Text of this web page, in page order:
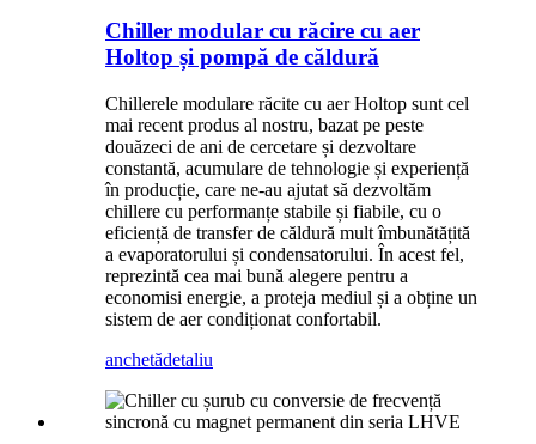
Chiller modular cu răcire cu aer
Holtop și pompă de căldură
Chillerele modulare răcite cu aer Holtop sunt cel
mai recent produs al nostru, bazat pe peste
douăzeci de ani de cercetare și dezvoltare
constantă, acumulare de tehnologie și experiență
în producție, care ne-au ajutat să dezvoltăm
chillere cu performanțe stabile și fiabile, cu o
eficiență de transfer de căldură mult îmbunătățită
a evaporatorului și condensatorului. În acest fel,
reprezintă cea mai bună alegere pentru a
economisi energie, a proteja mediul și a obține un
sistem de aer condiționat confortabil.
anchetădetaliu